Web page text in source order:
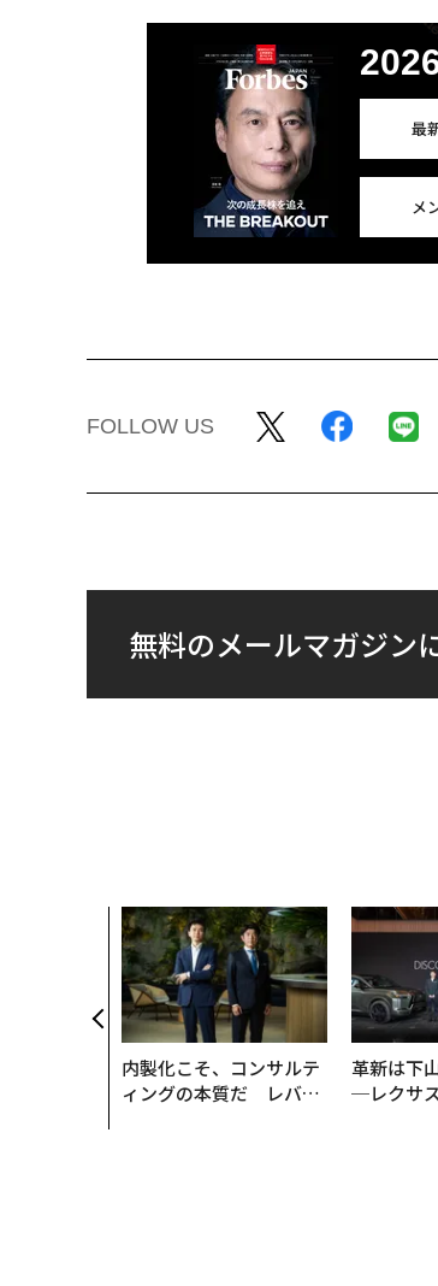
最
メ
FOLLOW US
無料のメールマガジン
内製化こそ、コンサルテ
ィングの本質だ レバレ
革新は下
─レクサ